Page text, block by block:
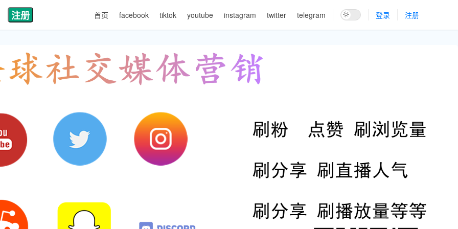
注册 首页 facebook tiktok youtube instagram twitter telegram 登录 注册